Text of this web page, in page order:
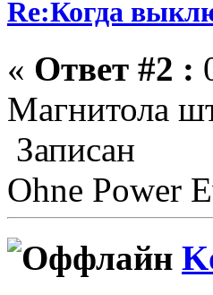
Re:Когда
« Ответ #2 :
Магнитола
Записан
Ohne Power